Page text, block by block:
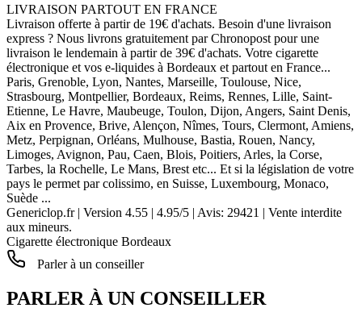
LIVRAISON PARTOUT EN FRANCE
Livraison offerte à partir de 19€ d'achats. Besoin d'une livraison
express ? Nous livrons gratuitement par Chronopost pour une
livraison le lendemain à partir de 39€ d'achats. Votre cigarette
électronique et vos e-liquides à Bordeaux et partout en France...
Paris, Grenoble, Lyon, Nantes, Marseille, Toulouse, Nice,
Strasbourg, Montpellier, Bordeaux, Reims, Rennes, Lille, Saint-
Etienne, Le Havre, Maubeuge, Toulon, Dijon, Angers, Saint Denis,
Aix en Provence, Brive, Alençon, Nîmes, Tours, Clermont, Amiens,
Metz, Perpignan, Orléans, Mulhouse, Bastia, Rouen, Nancy,
Limoges, Avignon, Pau, Caen, Blois, Poitiers, Arles, la Corse,
Tarbes, la Rochelle, Le Mans, Brest etc... Et si la législation de votre
pays le permet par colissimo, en Suisse, Luxembourg, Monaco,
Suède ...
Genericlop.fr| Version 4.55 | 4.95/5 | Avis: 29421 | Vente interdite
aux mineurs.
Cigarette électronique Bordeaux
Parler à un conseiller
PARLER À UN CONSEILLER